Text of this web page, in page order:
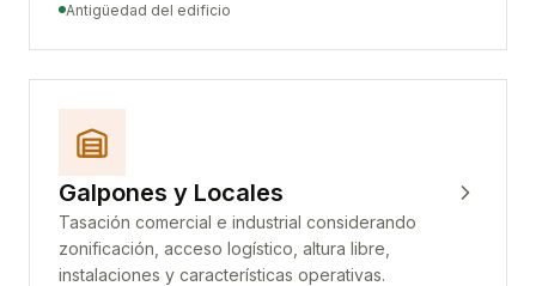
Antigüedad del edificio
Galpones y Locales
Tasación comercial e industrial considerando
zonificación, acceso logístico, altura libre,
instalaciones y características operativas.